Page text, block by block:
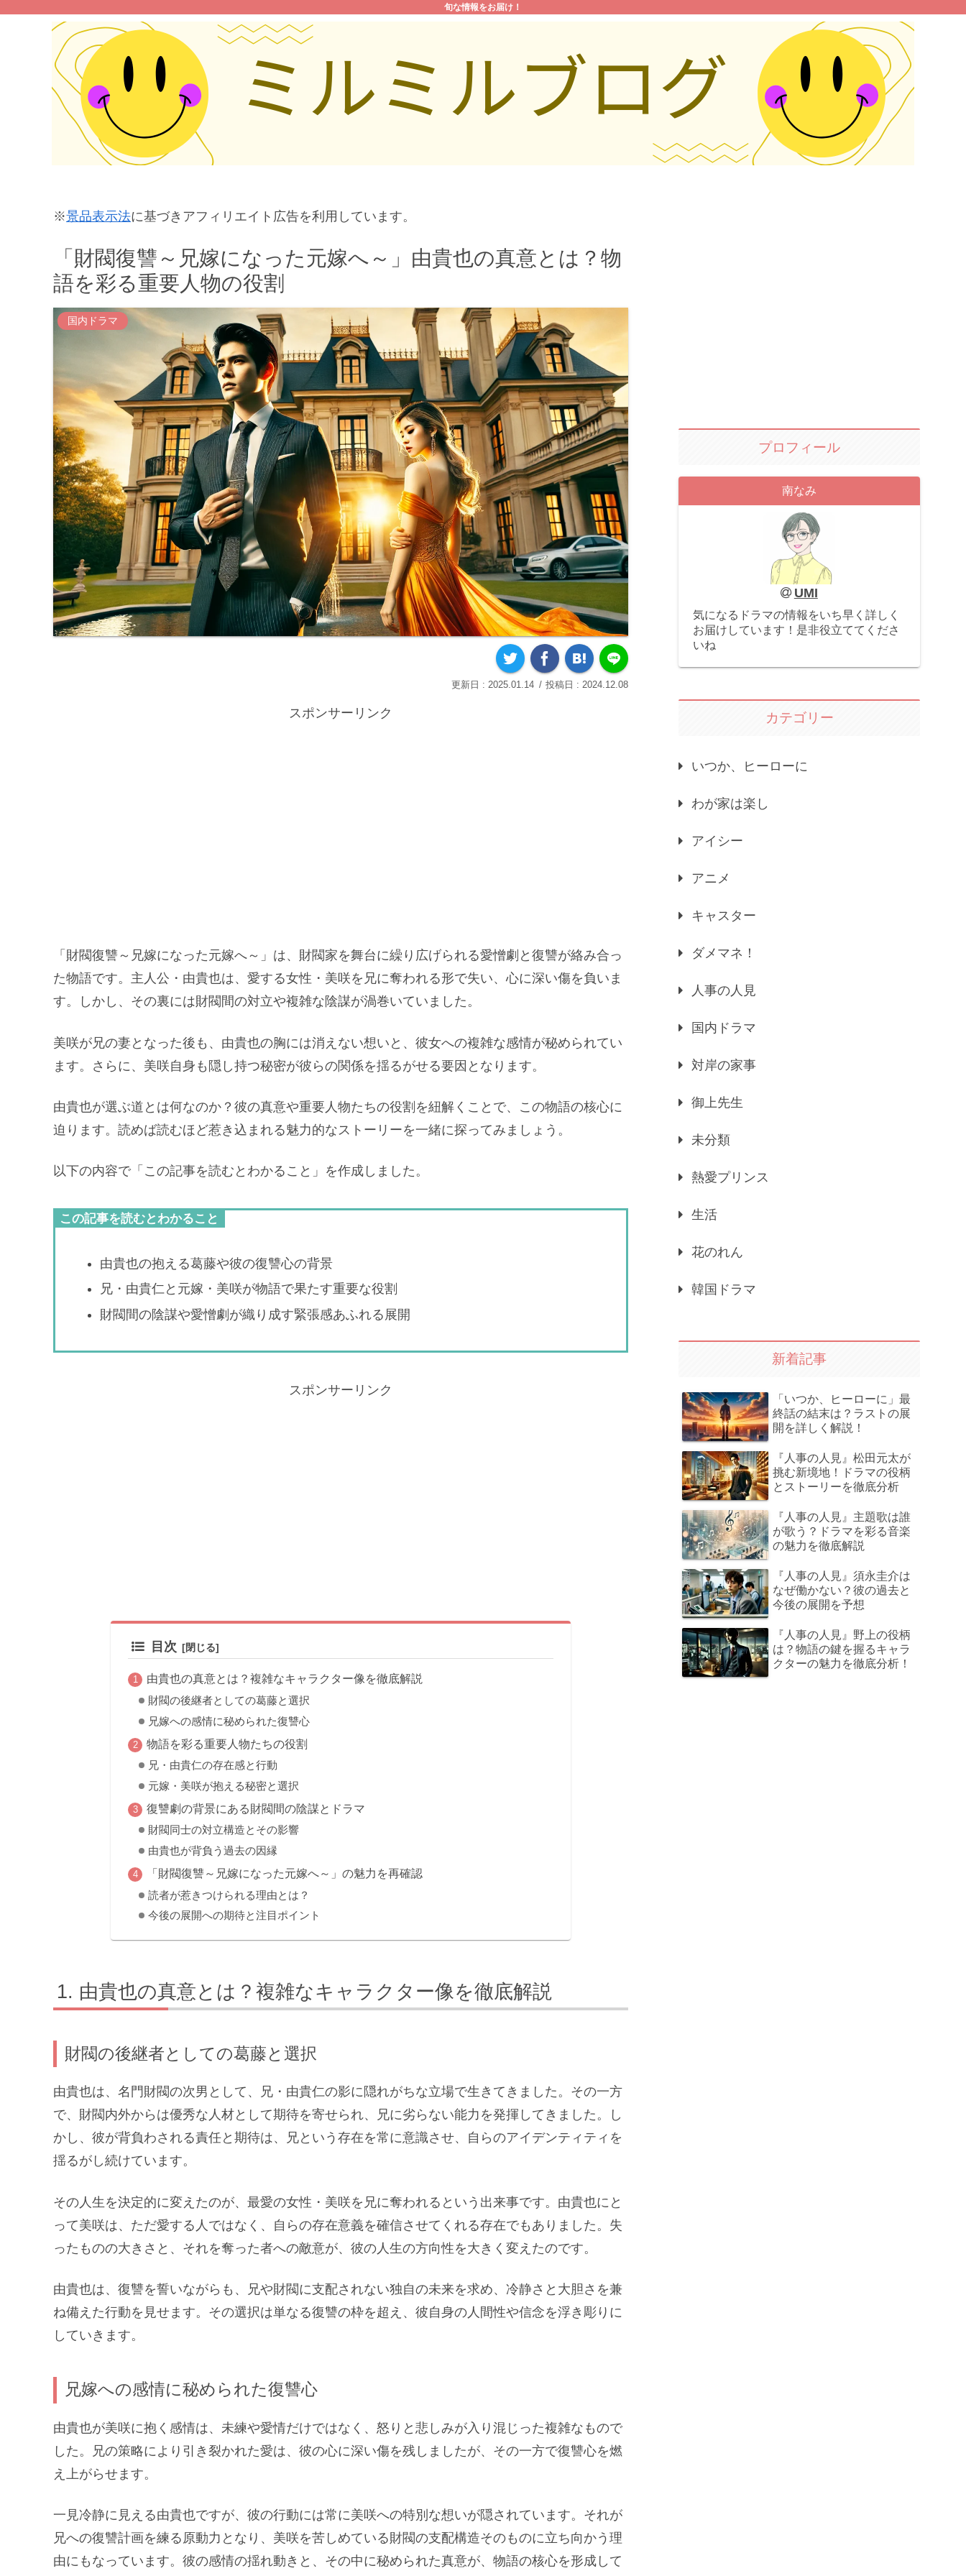
旬な情報をお届け！
※景品表示法に基づきアフィリエイト広告を利用しています。
「財閥復讐～兄嫁になった元嫁へ～」由貴也の真意とは？物
語を彩る重要人物の役割
国内ドラマ
2025.01.14 2024.12.08
スポンサーリンク
「財閥復讐～兄嫁になった元嫁へ～」は、財閥家を舞台に繰り広げられる愛憎劇と復讐が絡み合っ
た物語です。主人公・由貴也は、愛する女性・美咲を兄に奪われる形で失い、心に深い傷を負いま
す。しかし、その裏には財閥間の対立や複雑な陰謀が渦巻いていました。
美咲が兄の妻となった後も、由貴也の胸には消えない想いと、彼女への複雑な感情が秘められてい
ます。さらに、美咲自身も隠し持つ秘密が彼らの関係を揺るがせる要因となります。
由貴也が選ぶ道とは何なのか？彼の真意や重要人物たちの役割を紐解くことで、この物語の核心に
迫ります。読めば読むほど惹き込まれる魅力的なストーリーを一緒に探ってみましょう。
以下の内容で「この記事を読むとわかること」を作成しました。
この記事を読むとわかること
由貴也の抱える葛藤や彼の復讐心の背景
兄・由貴仁と元嫁・美咲が物語で果たす重要な役割
財閥間の陰謀や愛憎劇が織り成す緊張感あふれる展開
スポンサーリンク
目次
由貴也の真意とは？複雑なキャラクター像を徹底解説
財閥の後継者としての葛藤と選択
兄嫁への感情に秘められた復讐心
物語を彩る重要人物たちの役割
兄・由貴仁の存在感と行動
元嫁・美咲が抱える秘密と選択
復讐劇の背景にある財閥間の陰謀とドラマ
財閥同士の対立構造とその影響
由貴也が背負う過去の因縁
「財閥復讐～兄嫁になった元嫁へ～」の魅力を再確認
読者が惹きつけられる理由とは？
今後の展開への期待と注目ポイント
由貴也の真意とは？複雑なキャラクター像を徹底解説
財閥の後継者としての葛藤と選択
由貴也は、名門財閥の次男として、兄・由貴仁の影に隠れがちな立場で生きてきました。その一方
で、財閥内外からは優秀な人材として期待を寄せられ、兄に劣らない能力を発揮してきました。し
かし、彼が背負わされる責任と期待は、兄という存在を常に意識させ、自らのアイデンティティを
揺るがし続けています。
その人生を決定的に変えたのが、最愛の女性・美咲を兄に奪われるという出来事です。由貴也にと
って美咲は、ただ愛する人ではなく、自らの存在意義を確信させてくれる存在でもありました。失
ったものの大きさと、それを奪った者への敵意が、彼の人生の方向性を大きく変えたのです。
由貴也は、復讐を誓いながらも、兄や財閥に支配されない独自の未来を求め、冷静さと大胆さを兼
ね備えた行動を見せます。その選択は単なる復讐の枠を超え、彼自身の人間性や信念を浮き彫りに
していきます。
兄嫁への感情に秘められた復讐心
由貴也が美咲に抱く感情は、未練や愛情だけではなく、怒りと悲しみが入り混じった複雑なもので
した。兄の策略により引き裂かれた愛は、彼の心に深い傷を残しましたが、その一方で復讐心を燃
え上がらせます。
一見冷静に見える由貴也ですが、彼の行動には常に美咲への特別な想いが隠されています。それが
兄への復讐計画を練る原動力となり、美咲を苦しめている財閥の支配構造そのものに立ち向かう理
由にもなっています。彼の感情の揺れ動きと、その中に秘められた真意が、物語の核心を形成して
プロフィール
南なみ
UMI
気になるドラマの情報をいち早く詳しく
お届けしています！是非役立ててくださ
いね
カテゴリー
いつか、ヒーローに
わが家は楽し
アイシー
アニメ
キャスター
ダメマネ！
人事の人見
国内ドラマ
対岸の家事
御上先生
未分類
熱愛プリンス
生活
花のれん
韓国ドラマ
新着記事
「いつか、ヒーローに」最
終話の結末は？ラストの展
開を詳しく解説！
『人事の人見』松田元太が
挑む新境地！ドラマの役柄
とストーリーを徹底分析
『人事の人見』主題歌は誰
が歌う？ドラマを彩る音楽
の魅力を徹底解説
『人事の人見』須永圭介は
なぜ働かない？彼の過去と
今後の展開を予想
『人事の人見』野上の役柄
は？物語の鍵を握るキャラ
クターの魅力を徹底分析！